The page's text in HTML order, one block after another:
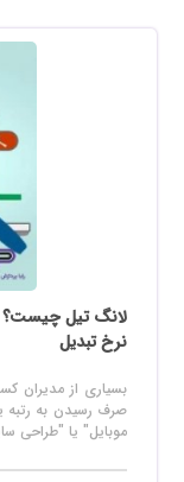
لانگ تیل چیست؟ |
نرخ تبدیل
بسیاری از مدیران
صرف رسیدن به رتبه
موبایل" یا "طراحی